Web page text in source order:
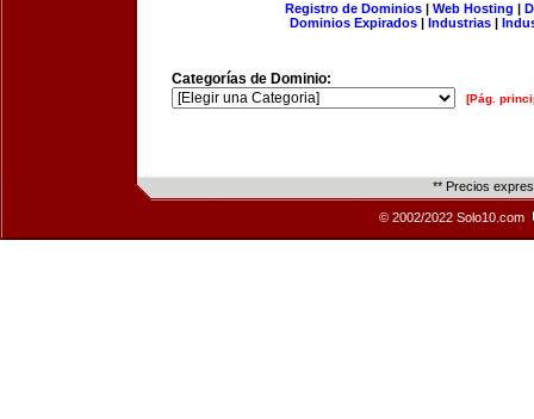
Registro de Dominios| Web Hosting |
Dominios Expirados | Industrias |
Categorías de Dominio:
[Pág.
** Precios
© 2002/2022 Solo10.com